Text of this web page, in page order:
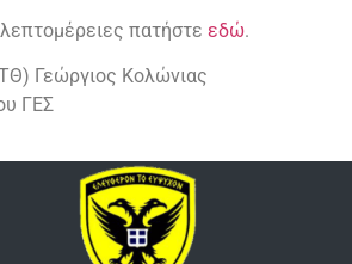
πατήστε εδώ.
Γεώργιος Κολώνιας
ΓΕΣ